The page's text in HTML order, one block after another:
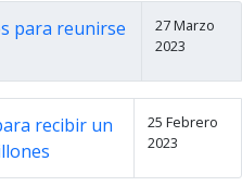
para reunirse
27 Marzo
2023
recibir un
25 Febrero
2023